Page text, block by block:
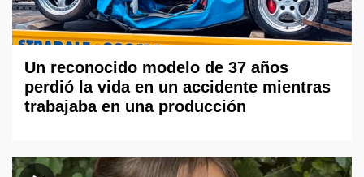
Un reconocido modelo de 37 años
perdió la vida en un accidente mientras
trabajaba en una producción